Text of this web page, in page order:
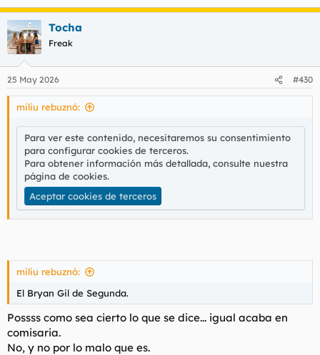
Tocha
Freak
25 May 2026 #430
miliu rebuznó:
Para ver este contenido, necesitaremos su consentimiento
para configurar cookies de terceros.
Para obtener información más detallada, consulte nuestra
página de cookies.
Aceptar cookies de terceros
miliu rebuznó:
El Bryan Gil de Segunda.
Possss como sea cierto lo que se dice... igual acaba en
comisaria.
No, y no por lo malo que es.